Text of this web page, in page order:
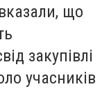
що
закупівлі
учасників